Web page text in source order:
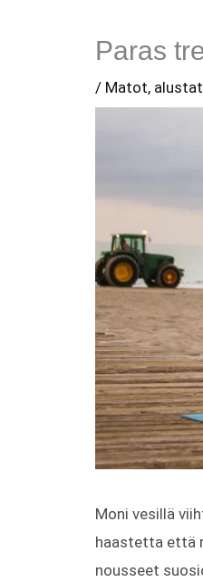
Paras
/ Matot,
Moni vesillä
haastetta että
nousseet